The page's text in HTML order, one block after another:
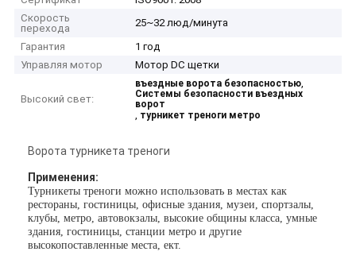
Скорость
перехода
25~32 люд/минута
Гарантия
1 год
Управляя мотор
Мотор DC щетки
Высокий свет:
въездные ворота безопасностью,
Системы безопасности въездных
ворот
, турникет треноги метро
Ворота турникета треноги
Применения:
Турникеты треноги можно использовать в местах как
рестораны, гостиницы, офисные здания, музеи, спортзалы,
клубы, метро, автовокзалы, высокие общины класса, умные
здания, гостиницы, станции метро и другие
высокопоставленные места, ект.